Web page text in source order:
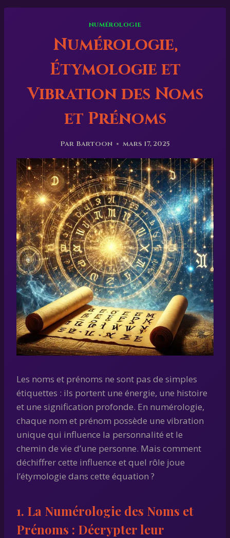
NUMÉROLOGIE
Numérologie,
Étymologie et
Vibration des Noms
et Prénoms
Par Bartoon mars 17, 2025
Les noms et prénoms ne sont pas de simples
étiquettes : ils portent une énergie, une histoire
et une signification profonde. En numérologie,
chaque nom et prénom possède une vibration
unique qui influence la personnalité et le
chemin de vie d’une personne. Mais comment
déchiffrer cette influence et quel rôle joue
l’étymologie dans cette équation ?
1. La Numérologie des Noms et
Prénoms : Décrypter leur